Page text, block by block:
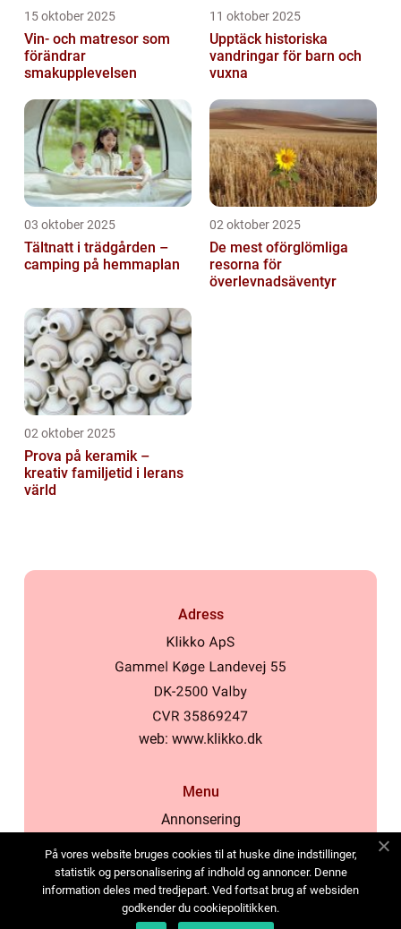
15 oktober 2025
Vin- och matresor som
förändrar
smakupplevelsen
11 oktober 2025
Upptäck historiska
vandringar för barn och
vuxna
03 oktober 2025
Tältnatt i trädgården –
camping på hemmaplan
02 oktober 2025
De mest oförglömliga
resorna för
överlevnadsäventyr
02 oktober 2025
Prova på keramik –
kreativ familjetid i lerans
värld
Adress
web: www.klikko.dk
Menu
Annonsering
Cookies
Kontakta oss
Sitemap
På vores website bruges cookies til at huske dine indstillinger,
statistik og personalisering af indhold og annoncer. Denne
information deles med tredjepart. Ved fortsat brug af websiden
godkender du cookiepolitikken.